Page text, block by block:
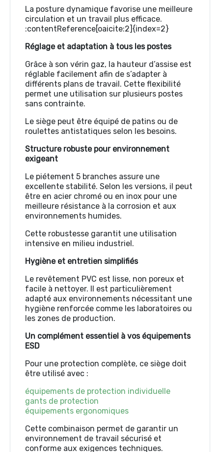
La posture dynamique favorise une meilleure
circulation et un travail plus efficace.
:contentReference[oaicite:2]{index=2}
Réglage et adaptation à tous les postes
Grâce à son vérin gaz, la hauteur d’assise est
réglable facilement afin de s’adapter à
différents plans de travail. Cette flexibilité
permet une utilisation sur plusieurs postes
sans contrainte.
Le siège peut être équipé de patins ou de
roulettes antistatiques selon les besoins.
Structure robuste pour environnement
exigeant
Le piétement 5 branches assure une
excellente stabilité. Selon les versions, il peut
être en acier chromé ou en inox pour une
meilleure résistance à la corrosion et aux
environnements humides.
Cette robustesse garantit une utilisation
intensive en milieu industriel.
Hygiène et entretien simplifiés
Le revêtement PVC est lisse, non poreux et
facile à nettoyer. Il est particulièrement
adapté aux environnements nécessitant une
hygiène renforcée comme les laboratoires ou
les zones de production.
Un complément essentiel à vos équipements
ESD
Pour une protection complète, ce siège doit
être utilisé avec :
équipements de protection individuelle
gants de protection
équipements ergonomiques
Cette combinaison permet de garantir un
environnement de travail sécurisé et
conforme aux exigences techniques.